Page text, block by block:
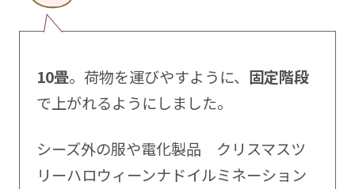
10畳。荷物を運びやすように、 固定階段
で上がれるようにしました。
シーズ外の服や電化製品 クリスマスツ
リーハロウィーンナドイルミネーション